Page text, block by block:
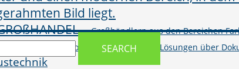
–Großhändlern aus den Bereichen
Produktportfolio von BI, CRM und Shop-Lösungen über
SEARCH